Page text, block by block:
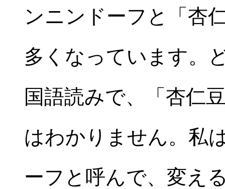
ンニンドーフと「杏
多くなっています。
国語読みで、「杏仁
はわかりません。私
ーフと呼んで、変え